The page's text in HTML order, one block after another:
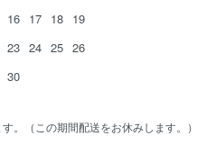
16 17 18 19
23 24 25 26
30
。（この期間配送をお休みします。）